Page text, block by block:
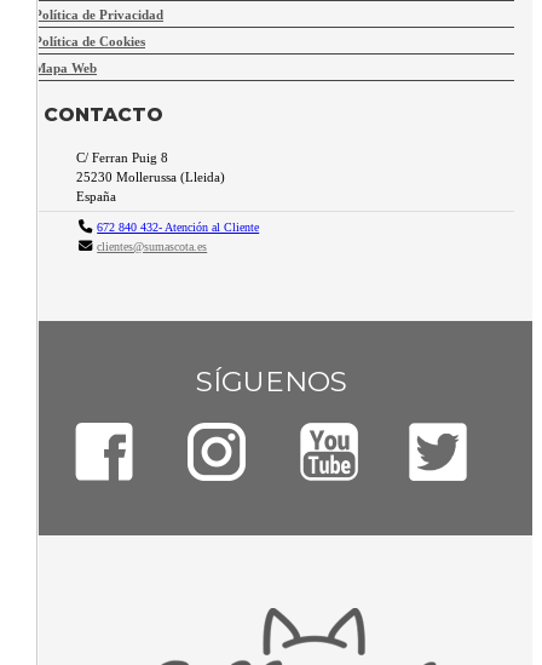
Política de Privacidad
Política de Cookies
Mapa Web
CONTACTO
C/ Ferran Puig 8
25230 Mollerussa (Lleida)
España
672 840 432- Atención al Cliente
clientes@sumascota.es
SÍGUENOS